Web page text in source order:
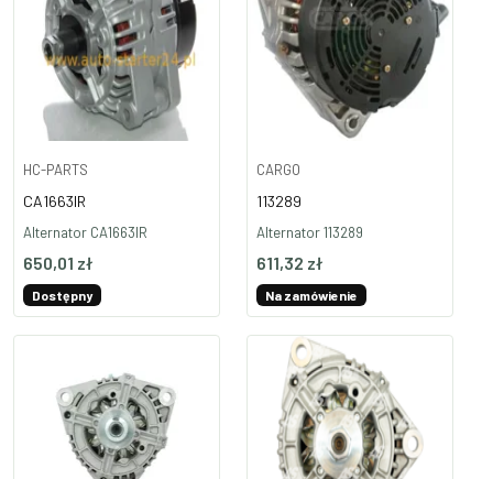
HC-PARTS
CA1663IR
Alternator CA1663IR
650,01 zł
Dostępny
CARGO
113289
Alternator 113289
611,32 zł
Na zamówienie